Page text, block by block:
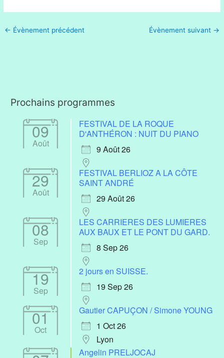
← Évènement précédent Évènement suivant →
Prochains programmes
09
Août
FESTIVAL DE LA ROQUE
D'ANTHÉRON : NUIT DU PIANO
9 Août 26
29
Août
FESTIVAL BERLIOZ A LA CÔTE
SAINT ANDRÉ
29 Août 26
08
Sep
LES CARRIERES DES LUMIERES
AUX BAUX ET LE PONT DU GARD.
8 Sep 26
19
Sep
2 jours en SUISSE.
19 Sep 26
01
Oct
Gautier CAPUÇON / Simone YOUNG
1 Oct 26
Lyon
Angelin PRELJOCAJ